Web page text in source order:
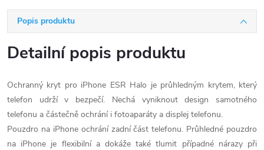
Popis produktu
Detailní popis produktu
Ochranný kryt pro iPhone ESR Halo je průhledným krytem, který
telefon udrží v bezpečí. Nechá vyniknout design samotného
telefonu a částečně ochrání i fotoaparáty a displej telefonu.
Pouzdro na iPhone ochrání zadní část telefonu. Průhledné pouzdro
na iPhone je flexibilní a dokáže také tlumit případné nárazy při